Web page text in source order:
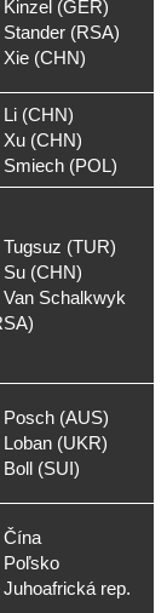
Kinzel (GER)
Stander (RSA)
Xie (CHN)
Li (CHN)
Xu (CHN)
Smiech (POL)
Tugsuz (TUR)
Su (CHN)
Van Schalkwyk
Posch (AUS)
Loban (UKR)
Boll (SUI)
Čína
Poľsko
Juhoafrická rep.